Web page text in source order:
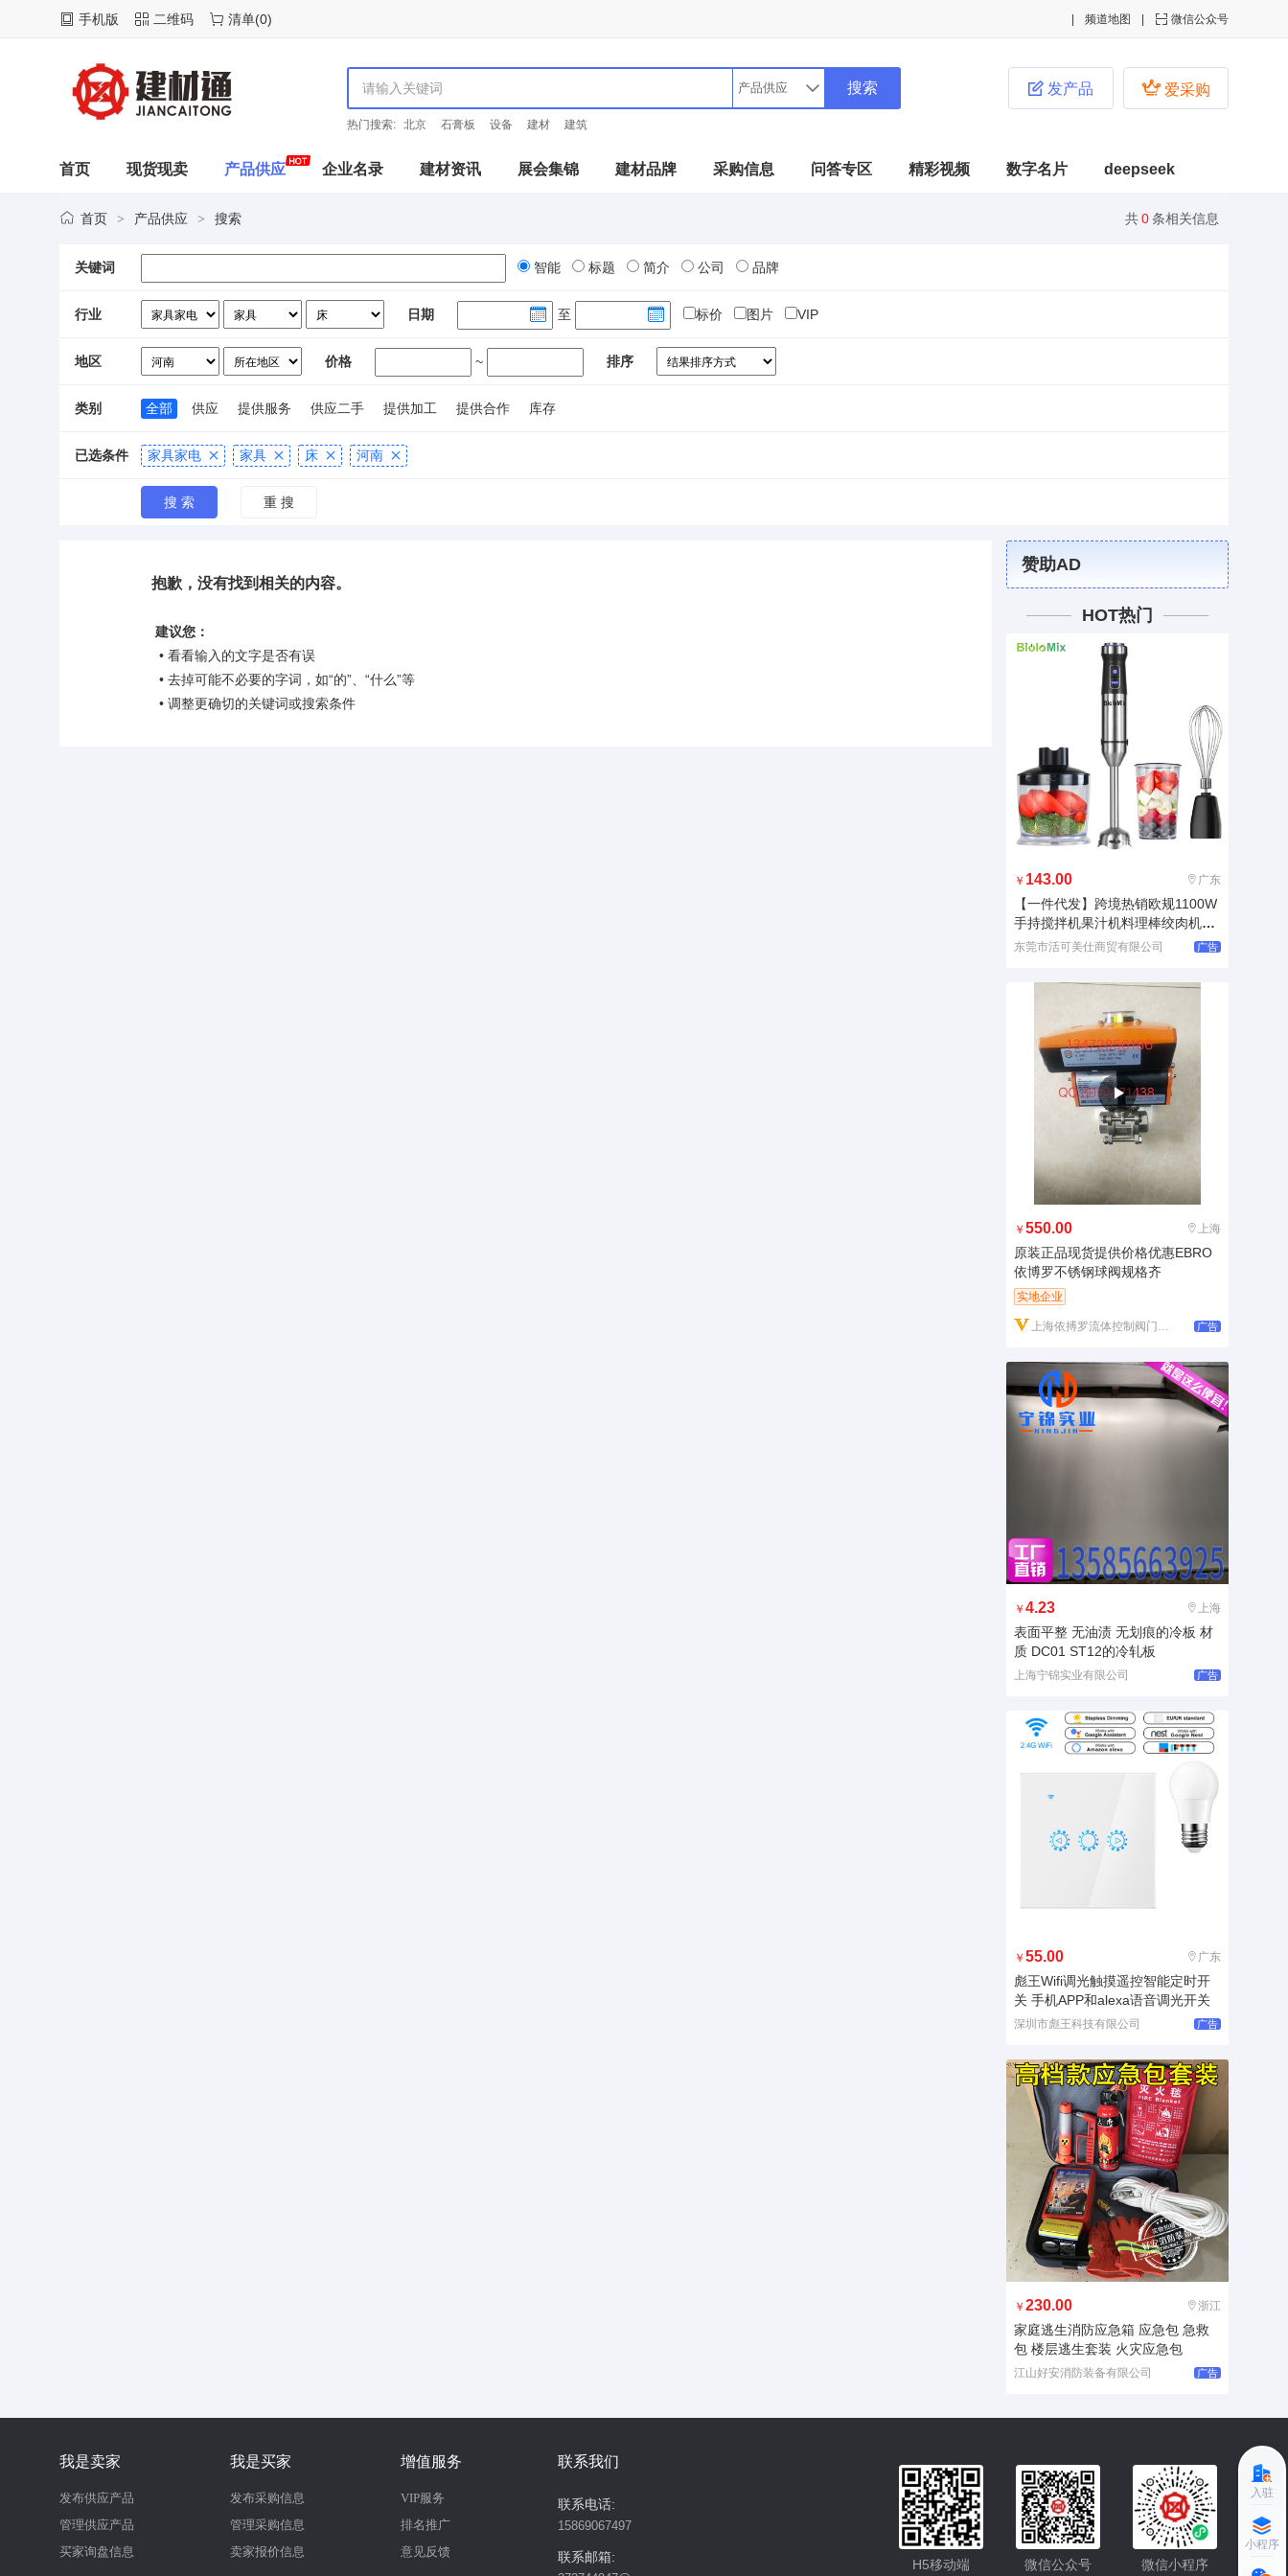
手机版 二维码 清单(0)  微信公众号
频道地图
热门搜索: 北京 石膏板 设备 建材 建筑
 爱采购
 发产品
首页 现货现卖 产品供应 企业名录 建材资讯 展会集锦 建材品牌 采购信息 问答专区 精彩视频 数字名片 deepseek
共0条相关信息
首页 > 产品供应 > 搜索
关键词 智能 标题 简介 公司 品牌
行业 日期 至 标价 图片 VIP
地区 价格 ~ 排序
类别 全部 供应 提供服务 供应二手 提供加工 提供合作 库存
已选条件 家具家电  家具  床  河南 
抱歉，没有找到相关的内容。
建议您：
• 看看输入的文字是否有误
• 去掉可能不必要的字词，如“的”、“什么”等
• 调整更确切的关键词或搜索条件
赞助AD
HOT热门
￥ 143.00 广东
【一件代发】跨境热销欧规1100W
手持搅拌机果汁机料理棒绞肉机ha
n
东莞市活可美仕商贸有限公司 广告
￥ 550.00 上海
原装正品现货提供价格优惠EBRO
依博罗不锈钢球阀规格齐
实地企业
上海依搏罗流体控制阀门有限公司 广告
￥ 4.23 上海
表面平整 无油渍 无划痕的冷板 材
质 DC01 ST12的冷轧板
上海宁锦实业有限公司 广告
￥ 55.00 广东
彪王Wifi调光触摸遥控智能定时开
关 手机APP和alexa语音调光开关
深圳市彪王科技有限公司 广告
￥ 230.00 浙江
家庭逃生消防应急箱 应急包 急救
包 楼层逃生套装 火灾应急包
江山好安消防装备有限公司 广告
我是卖家
发布供应产品
管理供应产品
买家询盘信息
我是买家
发布采购信息
管理采购信息
卖家报价信息
增值服务
VIP服务
排名推广
意见反馈
联系我们
联系电话:
15869067497
联系邮箱: 微信小程序
微信公众号
H5移动端
入驻
小程序
小程序更便捷的查找产品